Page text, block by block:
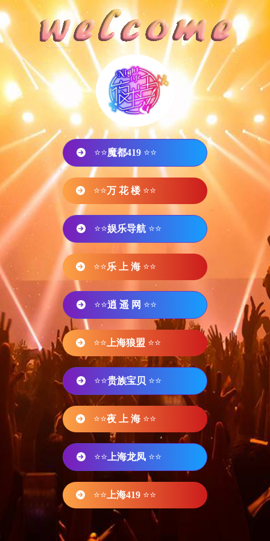
⭐⭐魔都419 ⭐⭐
⭐⭐万 花 楼 ⭐⭐
⭐⭐娱乐导航 ⭐⭐
⭐⭐乐 上 海 ⭐⭐
⭐⭐逍 遥 网 ⭐⭐
⭐⭐ 上海狼盟 ⭐⭐
⭐⭐贵族宝贝 ⭐⭐
⭐⭐夜 上 海 ⭐⭐
⭐⭐ 上海龙凤 ⭐⭐
⭐⭐ 上海419 ⭐⭐